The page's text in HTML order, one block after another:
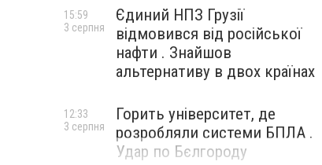
Єдиний НПЗ Грузії
відмовився від російської
нафти . Знайшов
альтернативу в двох країнах
15:59
3 серпня
Горить університет, де
розробляли системи БПЛА .
Удар по Бєлгороду
12:33
3 серпня